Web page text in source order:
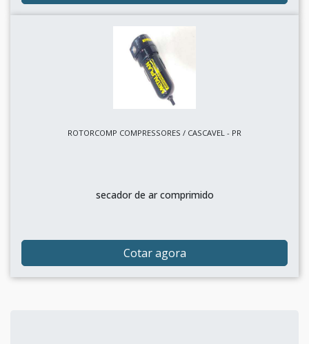
ROTORCOMP COMPRESSORES / CASCAVEL - PR
secador de ar comprimido
Cotar agora